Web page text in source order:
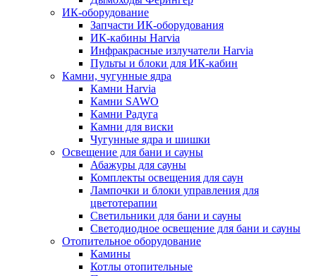
ИК-оборудование
Запчасти ИК-оборудования
ИК-кабины Harvia
Инфракрасные излучатели Harvia
Пульты и блоки для ИК-кабин
Камни, чугунные ядра
Камни Harvia
Камни SAWO
Камни Радуга
Камни для виски
Чугунные ядра и шишки
Освещение для бани и сауны
Абажуры для сауны
Комплекты освещения для саун
Лампочки и блоки управления для
цветотерапии
Светильники для бани и сауны
Светодиодное освещение для бани и сауны
Отопительное оборудование
Камины
Котлы отопительные